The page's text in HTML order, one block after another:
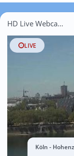
HD Live Webcams Oberbrombach
LIVE
Köln -